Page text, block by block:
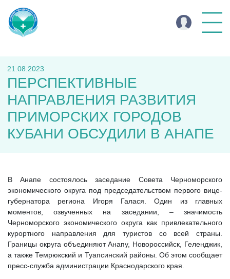
21.08.2023
ПЕРСПЕКТИВНЫЕ
НАПРАВЛЕНИЯ РАЗВИТИЯ
ПРИМОРСКИХ ГОРОДОВ
КУБАНИ ОБСУДИЛИ В АНАПЕ
В Анапе состоялось заседание Совета Черноморского
экономического округа под председательством первого вице-
губернатора региона Игоря Галася. Один из главных
моментов, озвученных на заседании, – значимость
Черноморского экономического округа как привлекательного
курортного направления для туристов со всей страны.
Границы округа объединяют Анапу, Новороссийск, Геленджик,
а также Темрюкский и Туапсинский районы. Об этом сообщает
пресс-служба администрации Краснодарского края.